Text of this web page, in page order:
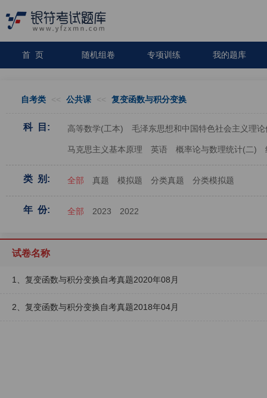
首 页 随机组卷 专项训练 我的题库
自考类 << 公共课 << 复变函数与积分变换
科 目: 高等数学(工本) 毛泽东思想和中国特色社会主义理
马克思主义基本原理 英语 概率论与数理统计(二)
类 别: 全部 真题 模拟题 分类真题 分类模拟题
年 份: 全部 2023 2022
试卷名称
1、复变函数与积分变换自考真题2020年08月
2、复变函数与积分变换自考真题2018年04月